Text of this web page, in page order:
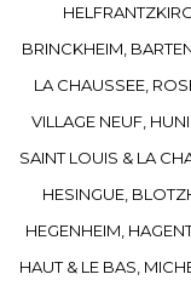
BRINCKHEIM,
LA CHAUSSEE,
VILLAGE NEUF,
SAINT LOUIS & LA
HESINGUE,
HEGENHEIM,
HAUT & LE BAS,